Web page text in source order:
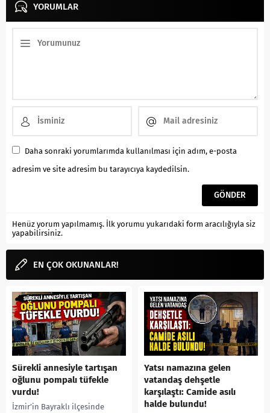
Olayın ardından kaçan...
YORUMLAR
Daha sonraki yorumlarımda kullanılması için adım, e-posta
adresim ve site adresim bu tarayıcıya kaydedilsin.
Henüz yorum yapılmamış. İlk yorumu yukarıdaki form aracılığıyla siz
yapabilirsiniz.
EN ÇOK OKUNANLAR!
Sürekli annesiyle tartışan
oğlunu pompalı tüfekle
vurdu!
İzmir’in Bayraklı ilçesinde
Yatsı namazına gelen
vatandaş dehşetle
karşılaştı: Camide asılı
halde bulundu!